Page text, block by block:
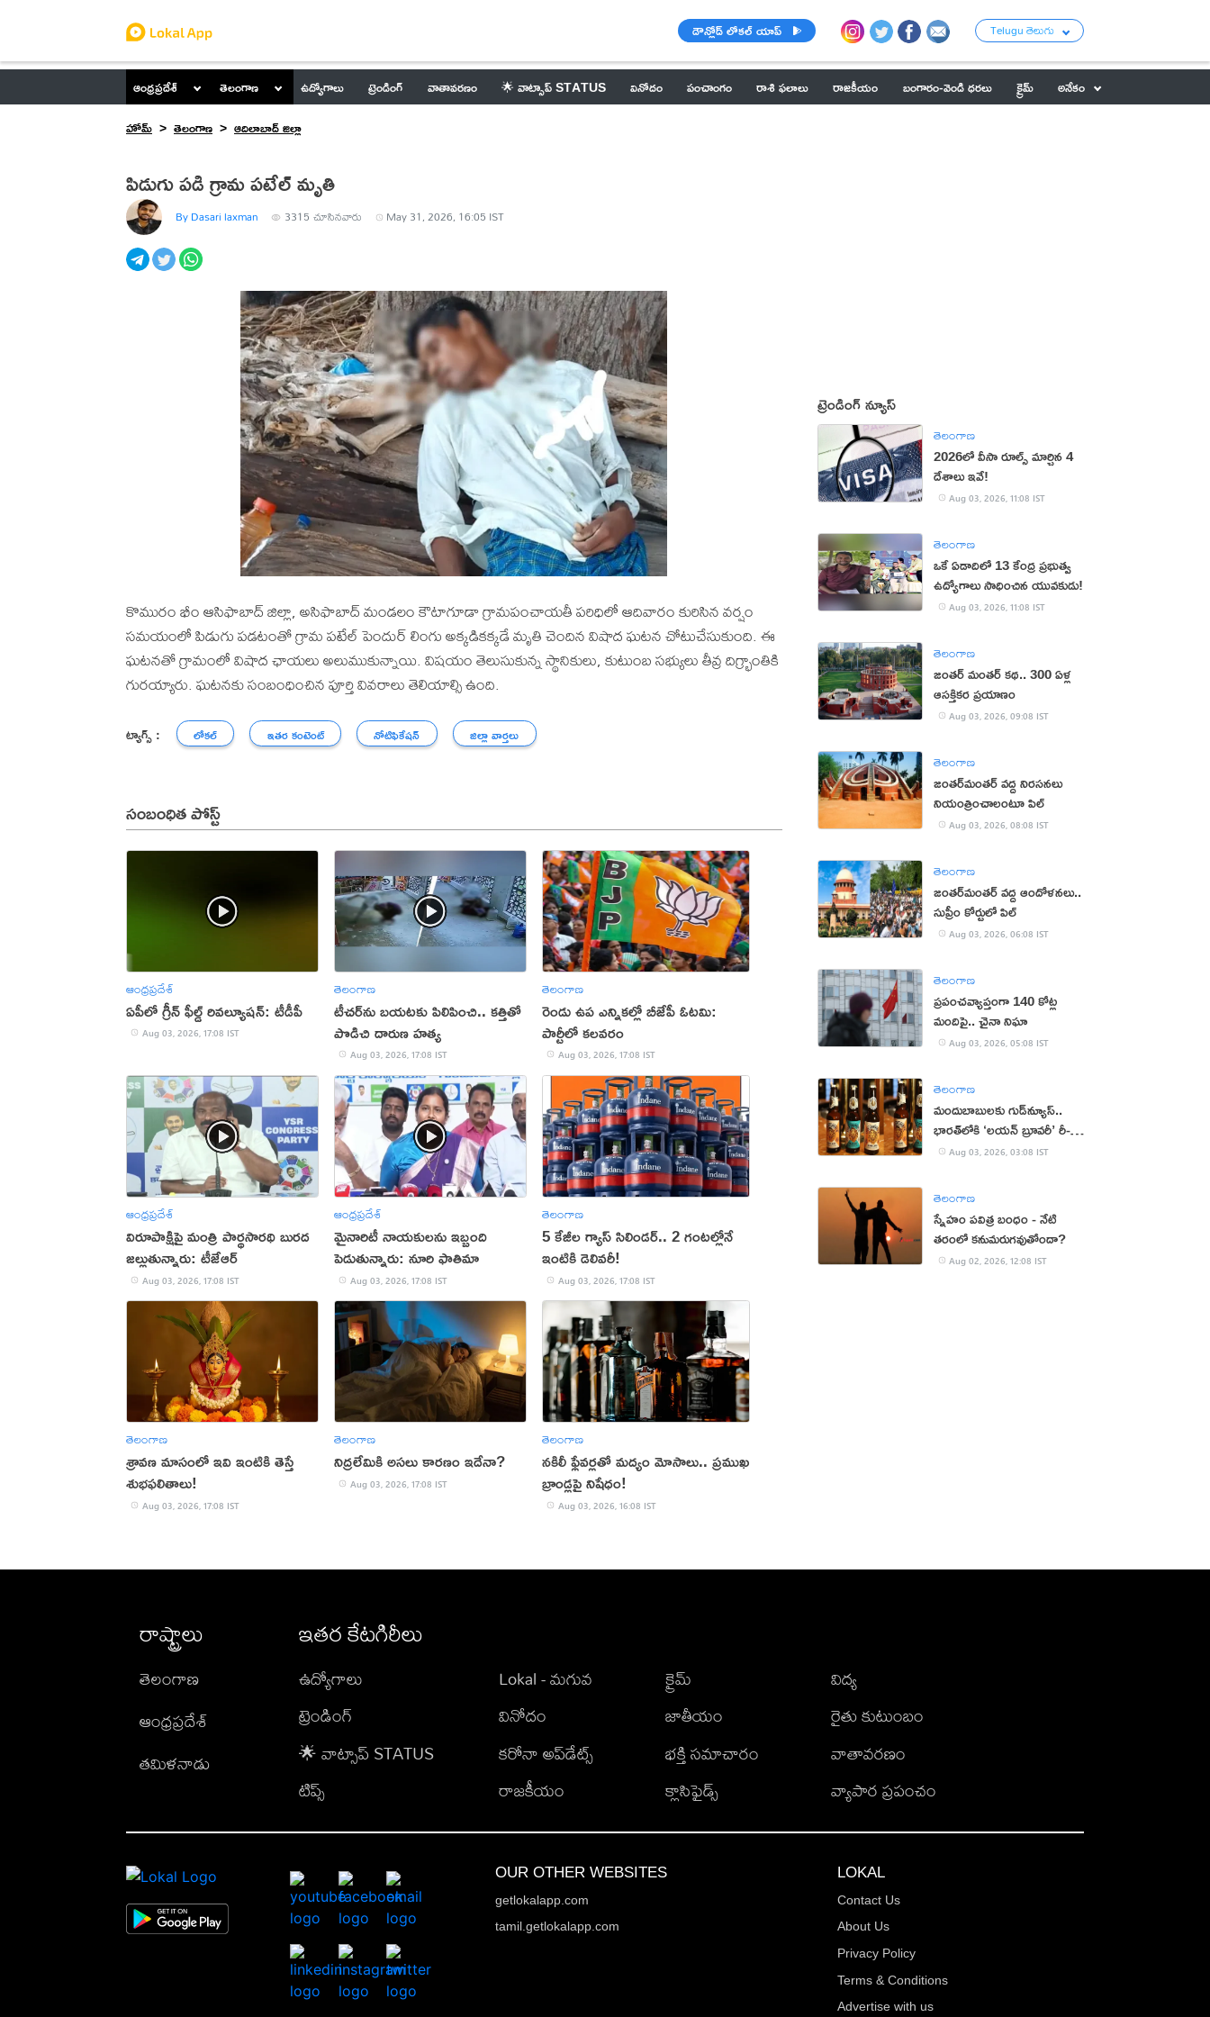
డౌన్లోడ్ లోకల్ యాప్ Telugu తెలుగు
ఆంధ్రప్రదేశ్ తెలంగాణ ఉద్యోగాలు ట్రెండింగ్ వాతావరణం 🌟 వాట్సాప్ STATUS వినోదం పంచాంగం రాశి ఫలాలు రాజకీయం బంగారం-వెండి ధరలు క్రైమ్
అనేకం
హోమ్
తెలంగాణ ఆదిలాబాద్ జిల్లా
పిడుగు పడి గ్రామ పటేల్ మృతి
By Dasari laxman 3315 చూసినవారు May 31, 2026, 16:05 IST
కొమురం భీం ఆసిఫాబాద్ జిల్లా, అసిఫాబాద్ మండలం కౌటాగూడా గ్రామపంచాయతీ పరిధిలో ఆదివారం కురిసిన వర్షం
సమయంలో పిడుగు పడటంతో గ్రామ పటేల్ పెందుర్ లింగు అక్కడికక్కడే మృతి చెందిన విషాద ఘటన చోటుచేసుకుంది. ఈ
ఘటనతో గ్రామంలో విషాద ఛాయలు అలుముకున్నాయి. విషయం తెలుసుకున్న స్థానికులు, కుటుంబ సభ్యులు తీవ్ర దిగ్భ్రాంతికి
గురయ్యారు. ఘటనకు సంబంధించిన పూర్తి వివరాలు తెలియాల్సి ఉంది.
ట్యాగ్స్ : లోకల్ ఇతర కంటెంట్ నోటిఫికేషన్ జిల్లా వార్తలు
సంబంధిత పోస్ట్
ఆంధ్రప్రదేశ్
ఏపీలో గ్రీన్ ఫీల్డ్ రివల్యూషన్: టీడీపీ
Aug 03, 2026, 17:08 IST
తెలంగాణ
టీచర్‌ను బయటకు పిలిపించి.. కత్తితో
పొడిచి దారుణ హత్య
Aug 03, 2026, 17:08 IST
తెలంగాణ
రెండు ఉప ఎన్నికల్లో బీజేపీ ఓటమి:
పార్టీలో కలవరం
Aug 03, 2026, 17:08 IST
ఆంధ్రప్రదేశ్
విరూపాక్షిపై మంత్రి పార్థసారథి బురద
జల్లుతున్నారు: టీజేఆర్
Aug 03, 2026, 17:08 IST
ఆంధ్రప్రదేశ్
మైనారిటీ నాయకులను ఇబ్బంది
పెడుతున్నారు: నూరి ఫాతిమా
Aug 03, 2026, 17:08 IST
తెలంగాణ
5 కేజీల గ్యాస్ సిలిండర్.. 2 గంటల్లోనే
ఇంటికి డెలివరీ!
Aug 03, 2026, 17:08 IST
తెలంగాణ
శ్రావణ మాసంలో ఇవి ఇంటికి తెస్తే
శుభఫలితాలు!
Aug 03, 2026, 17:08 IST
తెలంగాణ
నిద్రలేమికి అసలు కారణం ఇదేనా?
Aug 03, 2026, 17:08 IST
తెలంగాణ
నకిలీ ఫ్లేవర్లతో మద్యం మోసాలు.. ప్రముఖ
బ్రాండ్లపై నిషేధం!
Aug 03, 2026, 16:08 IST
ట్రెండింగ్ న్యూస్
తెలంగాణ
2026లో వీసా రూల్స్ మార్చిన 4
దేశాలు ఇవే!
Aug 03, 2026, 11:08 IST
తెలంగాణ
ఒకే ఏడాదిలో 13 కేంద్ర ప్రభుత్వ
ఉద్యోగాలు సాధించిన యువకుడు!
Aug 03, 2026, 11:08 IST
తెలంగాణ
జంతర్‌ మంతర్‌ కథ.. 300 ఏళ్ల
ఆసక్తికర ప్రయాణం
Aug 03, 2026, 09:08 IST
తెలంగాణ
జంతర్‌మంతర్‌ వద్ద నిరసనలు
నియంత్రించాలంటూ పిల్
Aug 03, 2026, 08:08 IST
తెలంగాణ
జంతర్‌మంతర్‌ వద్ద ఆందోళనలు..
సుప్రీం కోర్టులో పిల్
Aug 03, 2026, 06:08 IST
తెలంగాణ
ప్రపంచవ్యాప్తంగా 140 కోట్ల
మందిపై.. చైనా నిఘా
Aug 03, 2026, 05:08 IST
తెలంగాణ
మందుబాబులకు గుడ్‌న్యూస్..
భారత్‌లోకి ‘లయన్ బ్రూవరీ’ రీ-
ఎంట్రీAug 03, 2026, 03:08 IST
తెలంగాణ
స్నేహం పవిత్ర బంధం - నేటి
తరంలో కనుమరుగవుతోందా?
Aug 02, 2026, 12:08 IST
రాష్ట్రాలు
తెలంగాణ
ఆంధ్రప్రదేశ్
తమిళనాడు
ఇతర కేటగిరీలు
ఉద్యోగాలు
ట్రెండింగ్
🌟 వాట్సాప్ STATUS
టిప్స్
Lokal - మగువ
వినోదం
కరోనా అప్‌డేట్స్
రాజకీయం
క్రైమ్
జాతీయం
భక్తి సమాచారం
క్లాసిఫైడ్స్
విద్య
రైతు కుటుంబం
వాతావరణం
వ్యాపార ప్రపంచం
OUR OTHER WEBSITES
getlokalapp.com
tamil.getlokalapp.com
LOKAL
Contact Us
About Us
Privacy Policy
Terms & Conditions
Advertise with us